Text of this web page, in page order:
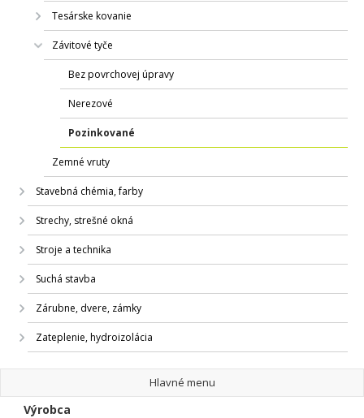
Tesárske kovanie
Závitové tyče
Bez povrchovej úpravy
Nerezové
Pozinkované
Zemné vruty
Stavebná chémia, farby
Strechy, strešné okná
Stroje a technika
Suchá stavba
Zárubne, dvere, zámky
Zateplenie, hydroizolácia
Hlavné menu
Výrobca